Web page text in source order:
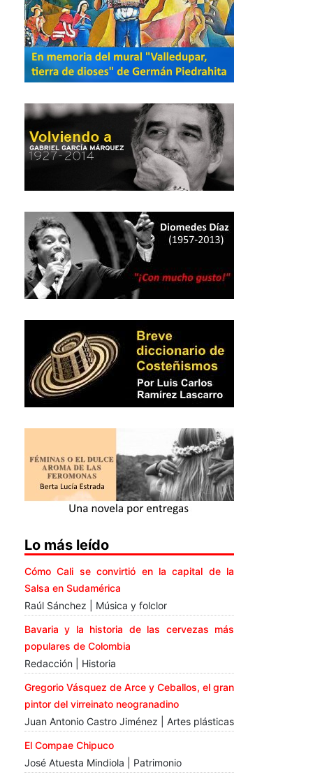
Lo más leído
Cómo Cali se convirtió en la capital de la
Salsa en Sudamérica
Raúl Sánchez | Música y folclor
Bavaria y la historia de las cervezas más
populares de Colombia
Redacción | Historia
Gregorio Vásquez de Arce y Ceballos, el gran
pintor del virreinato neogranadino
Juan Antonio Castro Jiménez | Artes plásticas
El Compae Chipuco
José Atuesta Mindiola | Patrimonio